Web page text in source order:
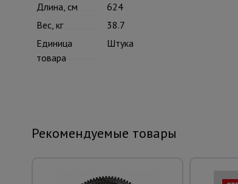
Длина, см
624
Вес, кг
38.7
Единица
товара
Штука
Рекомендуемые товары